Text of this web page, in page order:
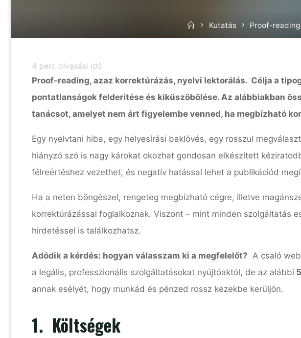
HomeKutatás Proof-
4 perc olvasási idő
Proof-reading, azaz korrektúrázás, nyelvi lektorálás. Célja a
pontatlanságok felderítése és kiküszöbölése. Az alábbiakban
tanácsot, amelyet nem árt figyelembe venned, ha megbízható
Egy nyelvtani hiba, egy helyesírási baklövés, egy rosszul
hiányzó szó is nagy károkat okozhat gondosan elkészített
félreértéshez vezethet, és negatív hatással lehet a publikációd
Ha a neten böngészel, rengeteg megbízható cégre, illetve
korrektúrázással foglalkoznak. Viszont – mint minden szolgáltatás
hirdetéssel is találkozhatsz.
Adódik a kérdés: hogyan válasszam ki a megfelelőt? A csaló
a legális, professzionális szolgáltatásokat nyújtóaktól, de az alábbi
annak esélyét, hogy munkád és pénzed rossz kezekbe kerüljön.
1. Költségek